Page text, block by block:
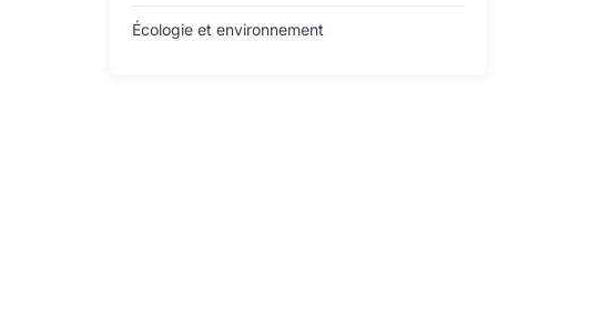
Écologie et environnement